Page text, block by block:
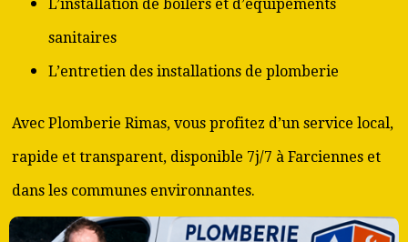
L’installation de boilers et d’équipements
sanitaires
L’entretien des installations de plomberie
Avec Plomberie Rimas, vous profitez d’un service local,
rapide et transparent, disponible 7j/7 à Farciennes et
dans les communes environnantes.